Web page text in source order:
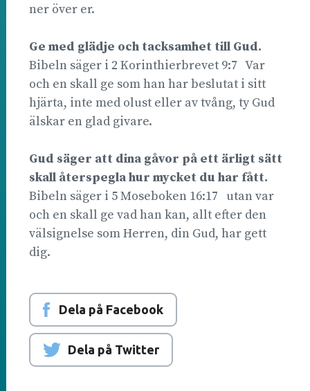
ner över er.
Ge med glädje och tacksamhet till Gud.
Bibeln säger i 2 Korinthierbrevet 9:7 Var
och en skall ge som han har beslutat i sitt
hjärta, inte med olust eller av tvång, ty Gud
älskar en glad givare.
Gud säger att dina gåvor på ett ärligt sätt
skall återspegla hur mycket du har fått.
Bibeln säger i 5 Moseboken 16:17 utan var
och en skall ge vad han kan, allt efter den
välsignelse som Herren, din Gud, har gett
dig.
Dela på Facebook
Dela på Twitter